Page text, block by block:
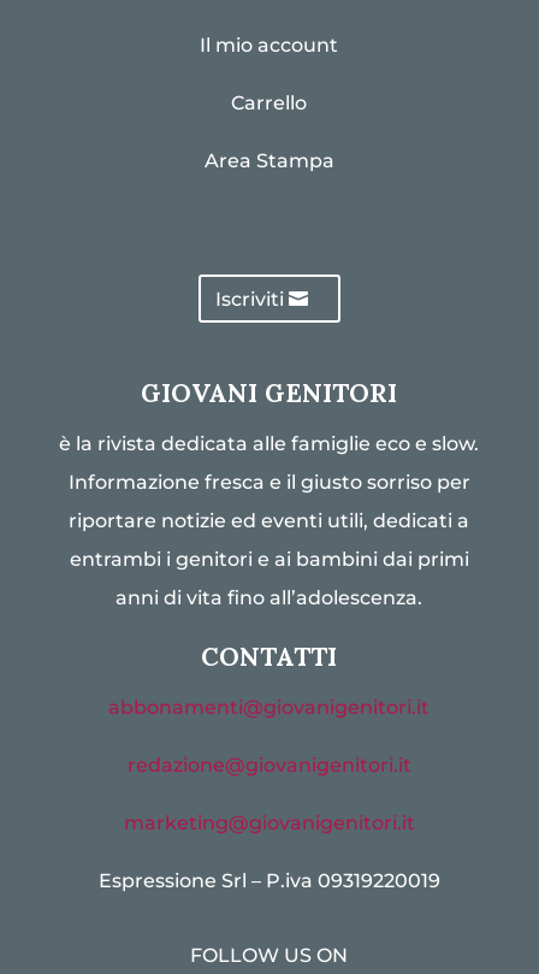
Il mio account
Carrello
Area Stampa
Iscriviti
GIOVANI GENITORI
è la rivista dedicata alle famiglie eco e slow.
Informazione fresca e il giusto sorriso per
riportare notizie ed eventi utili, dedicati a
entrambi i genitori e ai bambini dai primi
anni di vita fino all’adolescenza.
CONTATTI
abbonamenti@giovanigenitori.it
redazione@giovanigenitori.it
marketing@giovanigenitori.it
Espressione Srl – P.iva 09319220019
FOLLOW US ON